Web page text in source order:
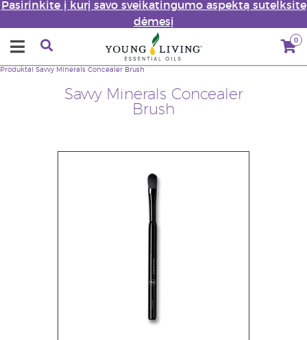
Pasirinkite į kurį savo sveikatingumo aspektą sutelksite
dėmesį
0
Savvy Minerals Concealer
Brush
Produktai Savvy Minerals Concealer Brush